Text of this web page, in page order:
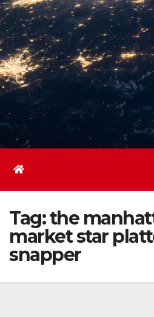
Tag:the
market star
snapper